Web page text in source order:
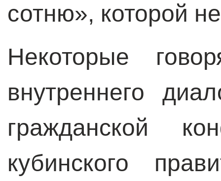
сотню», которой
Некоторые
внутреннего
гражданской
кубинского